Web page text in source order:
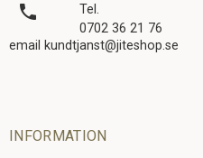
local_phone
Tel.
0702 36 21 76
email kundtjanst@jiteshop.se
INFORMATION